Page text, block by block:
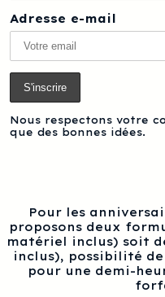
Adresse e-mail
Nous respectons votre
que des bonnes idées.
Pour les
proposons deux
matériel inclus) soit
inclus), possibilité
pour une demi-